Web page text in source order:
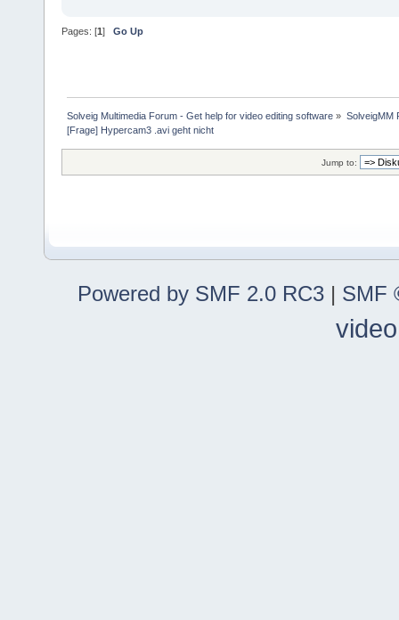
Pages: [1] Go Up
Solveig Multimedia Forum - Get help for video editing software » SolveigMM
[Frage] Hypercam3 .avi geht nicht
Jump to:
Powered by SMF 2.0 RC3 | SMF